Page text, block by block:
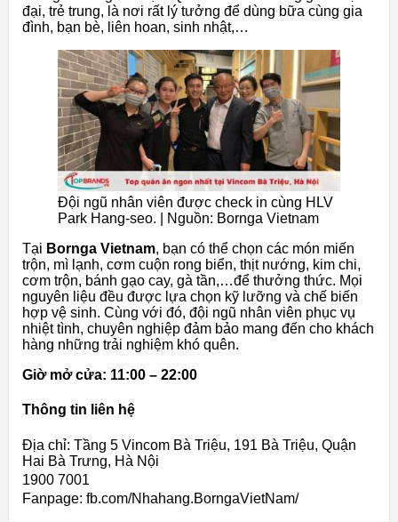
đại, trẻ trung, là nơi rất lý tưởng để dùng bữa cùng gia
đình, bạn bè, liên hoan, sinh nhật,…
Đội ngũ nhân viên được check in cùng HLV
Park Hang-seo. | Nguồn: Bornga Vietnam
Tại Bornga Vietnam, bạn có thể chọn các món miến
trộn, mì lạnh, cơm cuộn rong biển, thịt nướng, kim chi,
cơm trộn, bánh gạo cay, gà tần,…để thưởng thức. Mọi
nguyên liệu đều được lựa chọn kỹ lưỡng và chế biến
hợp vệ sinh. Cùng với đó, đội ngũ nhân viên phục vụ
nhiệt tình, chuyên nghiệp đảm bảo mang đến cho khách
hàng những trải nghiệm khó quên.
Giờ mở cửa: 11:00 – 22:00
Thông tin liên hệ
Địa chỉ: Tầng 5 Vincom Bà Triệu, 191 Bà Triệu, Quận
Hai Bà Trưng, Hà Nội
1900 7001
Fanpage: fb.com/Nhahang.BorngaVietNam/